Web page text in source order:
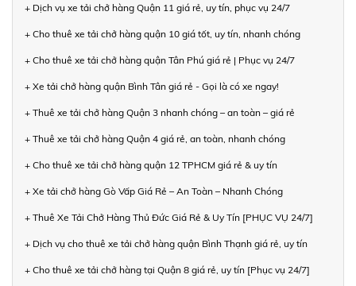
+ Dịch vụ xe tải chở hàng Quận 11 giá rẻ, uy tín, phục vụ 24/7
+ Cho thuê xe tải chở hàng quận 10 giá tốt, uy tín, nhanh chóng
+ Cho thuê xe tải chở hàng quận Tân Phú giá rẻ | Phục vụ 24/7
+ Xe tải chở hàng quận Bình Tân giá rẻ - Gọi là có xe ngay!
+ Thuê xe tải chở hàng Quận 3 nhanh chóng – an toàn – giá rẻ
+ Thuê xe tải chở hàng Quận 4 giá rẻ, an toàn, nhanh chóng
+ Cho thuê xe tải chở hàng quận 12 TPHCM giá rẻ & uy tín
+ Xe tải chở hàng Gò Vấp Giá Rẻ – An Toàn – Nhanh Chóng
+ Thuê Xe Tải Chở Hàng Thủ Đức Giá Rẻ & Uy Tín [PHỤC VỤ 24/7]
+ Dịch vụ cho thuê xe tải chở hàng quận Bình Thạnh giá rẻ, uy tín
+ Cho thuê xe tải chở hàng tại Quận 8 giá rẻ, uy tín [Phục vụ 24/7]